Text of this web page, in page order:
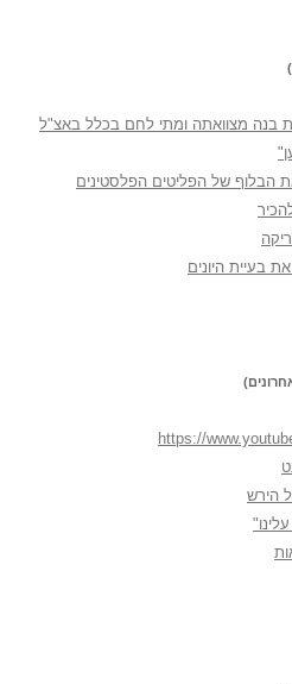
בנה מצוואתה ומתי לחם בכלל באצ"ל
הבלוף של הפליטים הפלסטינים
בעיית היונים
https://
הירש